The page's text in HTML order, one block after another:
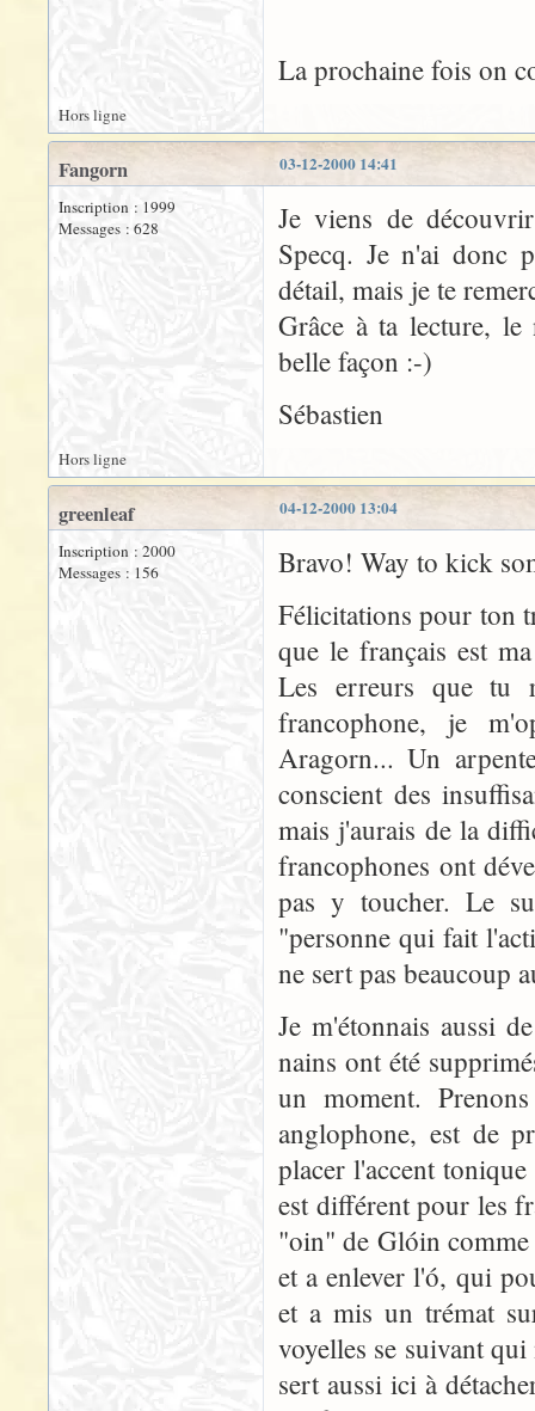
La prochaine fois on
Hors ligne
03-12-2000 14:41
Fangorn
Inscription : 1999
Messages : 628
Je viens de
Specq. Je n'ai donc
détail, mais je te
Grâce à ta lecture,
belle façon :-)
Sébastien
Hors ligne
04-12-2000 13:04
greenleaf
Inscription : 2000
Messages : 156
Bravo! Way to kick
Félicitations pour ton
que le français est
Les erreurs que tu
francophone, je
Aragorn... Un
conscient des
mais j'aurais de la
francophones ont
pas y toucher. Le
"personne qui fait
ne sert pas beaucoup
Je m'étonnais aussi
nains ont été
un moment.
anglophone, est de
placer l'accent
est différent pour les
"oin" de Glóin comme
et a enlever l'ó, qui
et a mis un trémat
voyelles se suivant
sert aussi ici à